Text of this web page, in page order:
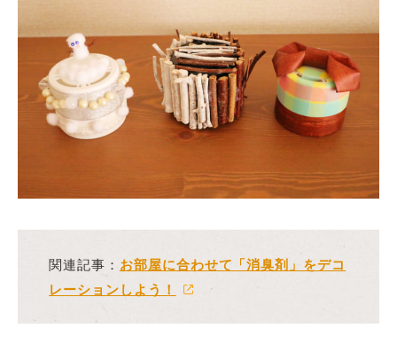
関連記事： お部屋に合わせて「消臭剤」をデコ
レーションしよう！